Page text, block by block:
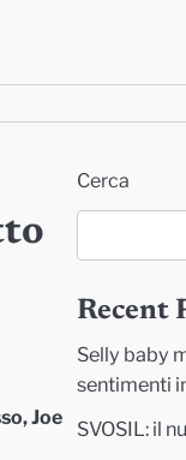
Joe
Cerca
Recent
Selly baby
sentimenti
SVOSIL: il